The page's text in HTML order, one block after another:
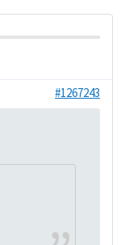
#1267243